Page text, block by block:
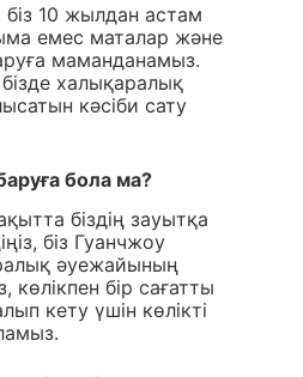
10 жылдан астам
емес маталар және
маманданамыз.
халықаралық
кәсіби сату
бола ма?
біздің зауытқа
біз Гуанчжоу
әуежайының
бір сағатты
кету үшін көлікті